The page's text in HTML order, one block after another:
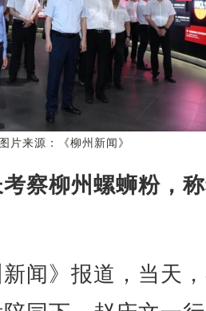
图片来源：《柳州新闻》
察柳州螺蛳粉，
》报道，当天